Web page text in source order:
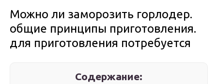
Можно ли заморозить горлодер.
общие принципы приготовления.
для приготовления потребуется
Содержание: